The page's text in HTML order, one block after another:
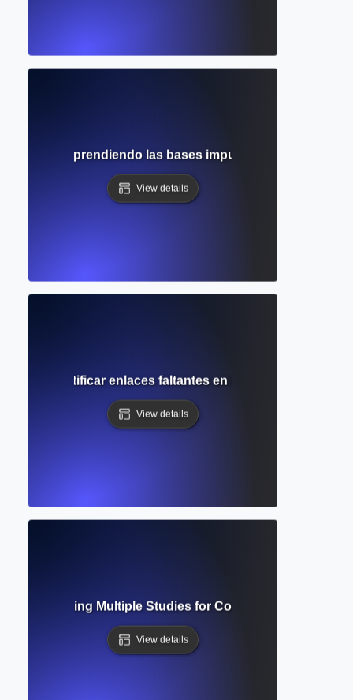
Comprendiendo las bases impulsadas por datos
View details
Cómo identificar enlaces faltantes en la investigación y
View details
Combining Multiple Studies for Comprehensive
View details